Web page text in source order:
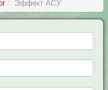
Эффект АСУ